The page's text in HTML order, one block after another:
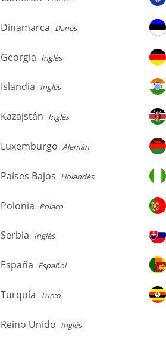
Dinamarca
Dinamarca Danés
Georgia
Georgia Inglés
Islandia
Islandia Inglés
Kazajstán
Kazajstán Inglés
Luxemburgo
Luxemburgo Alemán
Países
Países Bajos Holandés
Polonia
Polonia Polaco
Serbia
Serbia Inglés
España
España Español
Turquía
Turquía Turco
Reino
Reino Unido Inglés